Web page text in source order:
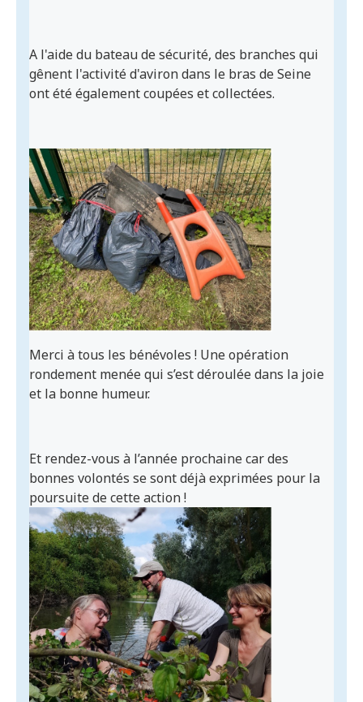
A l'aide du bateau de sécurité, des branches qui
gênent l'activité d'aviron dans le bras de Seine
ont été également coupées et collectées.
Merci à tous les bénévoles ! Une opération
rondement menée qui s’est déroulée dans la joie
et la bonne humeur.
Et rendez-vous à l’année prochaine car des
bonnes volontés se sont déjà exprimées pour la
poursuite de cette action !